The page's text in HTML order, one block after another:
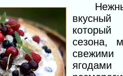
сезона,
свежими